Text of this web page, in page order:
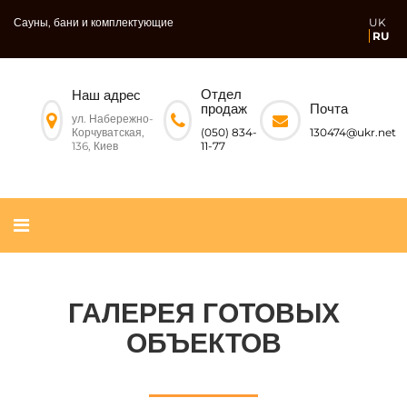
Сауны, бани и комплектующие
UK
RU
Наш адрес
ул. Набережно-
Корчуватская,
136, Киев
Отдел
продаж
(050) 834-
11-77
Почта
130474@ukr.net
ГАЛЕРЕЯ ГОТОВЫХ
ОБЪЕКТОВ